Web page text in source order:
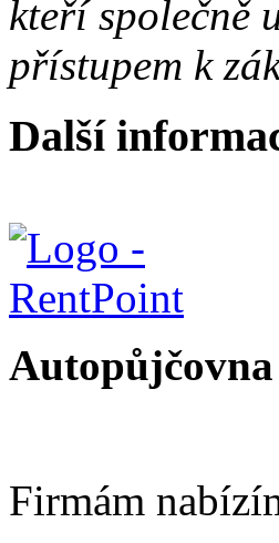
kteří společně
přístupem k
Další
Firmám